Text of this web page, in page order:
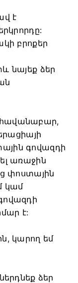
է
բրոքեր
նայեք ձեր
հավանաբար,
գովազդի
առաջին
փոստային
կամ
է:
կարող եմ
ձեր